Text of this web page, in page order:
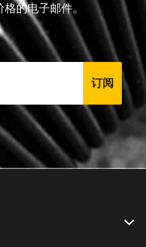
的电子邮件。
订阅